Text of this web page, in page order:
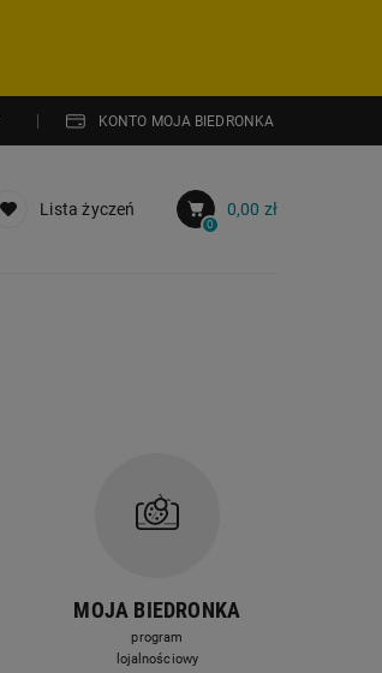
KONTO MOJA BIEDRONKA
Lista życzeń
0
0,00 zł
MOJA BIEDRONKA
program
lojalnościowy